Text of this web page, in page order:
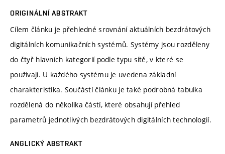
ORIGINÁLNÍ ABSTRAKT
Cílem článku je přehledné srovnání aktuálních bezdrátových
digitálních komunikačních systémů. Systémy jsou rozděleny
do čtyř hlavních kategorií podle typu sítě, v které se
používají. U každého systému je uvedena základní
charakteristika. Součástí článku je také podrobná tabulka
rozdělená do několika částí, které obsahují přehled
parametrů jednotlivých bezdrátových digitálních technologií.
ANGLICKÝ ABSTRAKT